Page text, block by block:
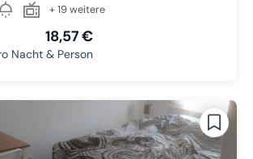
+ 19 weitere
18,57 €
Nacht & Person